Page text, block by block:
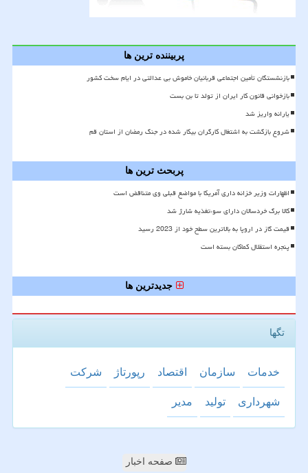
پربیننده ترین ها
بازنشستگان تأمین اجتماعی قربانیان خاموش بی عدالتی در ایام سخت کشور
بازخوانی قانون کار ایران از تولد تا بن بست
یارانه واریز شد
شروع بازگشت به اشتغال کارگران بیکار شده در جنگ رمضان از استان قم
پربحث ترین ها
اظهارات وزیر خزانه داری آمریکا با مواضع قبلی وی متناقض است
کالا برگ خردسالان دارای سوءتغذیه شارژ شد
قیمت گاز در اروپا به بالاترین سطح خود از 2023 رسید
پنجره استقلال کماکان بسته است
جدیدترین ها
تگها
خدمات سازمان اقتصاد رپورتاژ شركت
شهرداری تولید مدیر
صفحه اخبار